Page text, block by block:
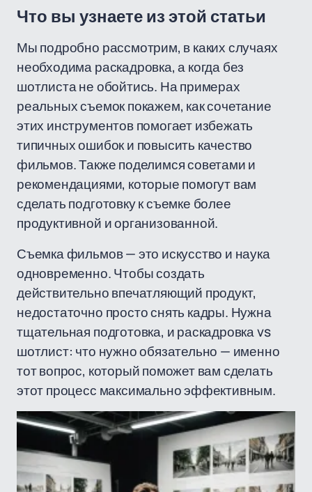
Что вы узнаете из этой статьи
Мы подробно рассмотрим, в каких случаях
необходима раскадровка, а когда без
шотлиста не обойтись. На примерах
реальных съемок покажем, как сочетание
этих инструментов помогает избежать
типичных ошибок и повысить качество
фильмов. Также поделимся советами и
рекомендациями, которые помогут вам
сделать подготовку к съемке более
продуктивной и организованной.
Съемка фильмов — это искусство и наука
одновременно. Чтобы создать
действительно впечатляющий продукт,
недостаточно просто снять кадры. Нужна
тщательная подготовка, и раскадровка vs
шотлист: что нужно обязательно — именно
тот вопрос, который поможет вам сделать
этот процесс максимально эффективным.